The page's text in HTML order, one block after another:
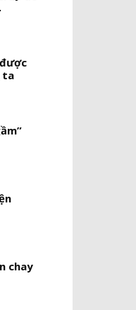
ta
chay